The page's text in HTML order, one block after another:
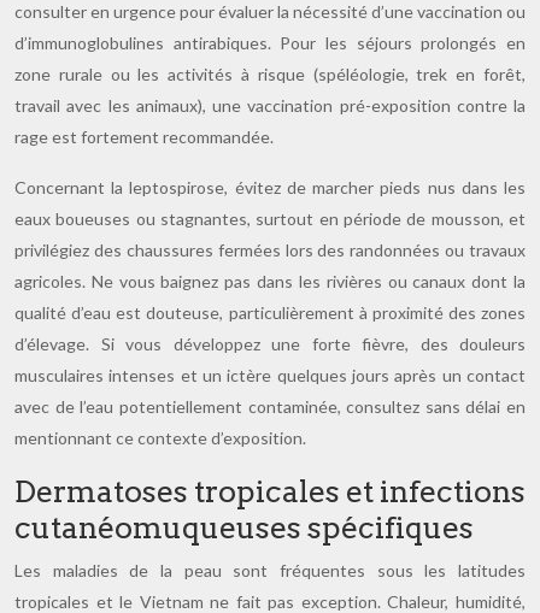
consulter en urgence pour évaluer la nécessité d’une vaccination ou
d’immunoglobulines antirabiques. Pour les séjours prolongés en
zone rurale ou les activités à risque (spéléologie, trek en forêt,
travail avec les animaux), une vaccination pré-exposition contre la
rage est fortement recommandée.
Concernant la leptospirose, évitez de marcher pieds nus dans les
eaux boueuses ou stagnantes, surtout en période de mousson, et
privilégiez des chaussures fermées lors des randonnées ou travaux
agricoles. Ne vous baignez pas dans les rivières ou canaux dont la
qualité d’eau est douteuse, particulièrement à proximité des zones
d’élevage. Si vous développez une forte fièvre, des douleurs
musculaires intenses et un ictère quelques jours après un contact
avec de l’eau potentiellement contaminée, consultez sans délai en
mentionnant ce contexte d’exposition.
Dermatoses tropicales et infections
cutanéomuqueuses spécifiques
Les maladies de la peau sont fréquentes sous les latitudes
tropicales et le Vietnam ne fait pas exception. Chaleur, humidité,